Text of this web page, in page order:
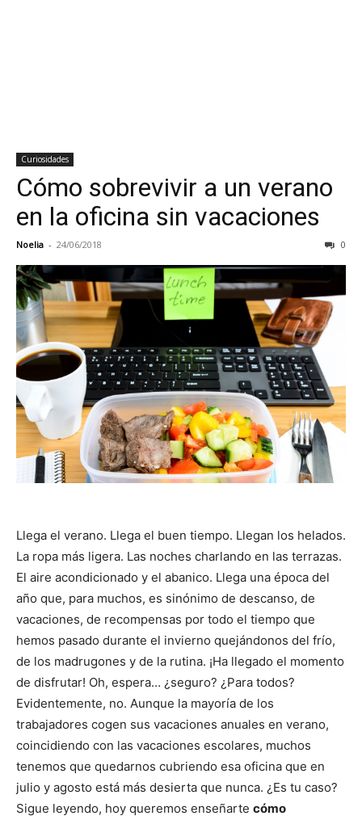
Curiosidades
Cómo sobrevivir a un verano
en la oficina sin vacaciones
Noelia - 24/06/2018 0
Llega el verano. Llega el buen tiempo. Llegan los helados.
La ropa más ligera. Las noches charlando en las terrazas.
El aire acondicionado y el abanico. Llega una época del
año que, para muchos, es sinónimo de descanso, de
vacaciones, de recompensas por todo el tiempo que
hemos pasado durante el invierno quejándonos del frío,
de los madrugones y de la rutina. ¡Ha llegado el momento
de disfrutar! Oh, espera… ¿seguro? ¿Para todos?
Evidentemente, no. Aunque la mayoría de los
trabajadores cogen sus vacaciones anuales en verano,
coincidiendo con las vacaciones escolares, muchos
tenemos que quedarnos cubriendo esa oficina que en
julio y agosto está más desierta que nunca. ¿Es tu caso?
Sigue leyendo, hoy queremos enseñarte cómo